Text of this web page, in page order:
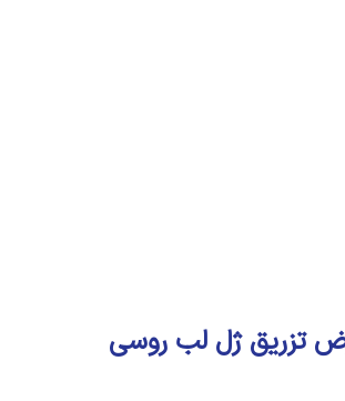
تزریق ژل لب روسی